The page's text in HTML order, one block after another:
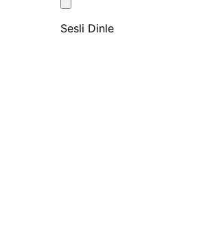
Sesli Dinle